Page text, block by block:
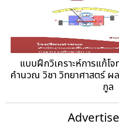
แบบฝึกวิเคราะห์การแก้โ
คำนวณ วิชา วิทยาศาสตร์ ผ
กูล